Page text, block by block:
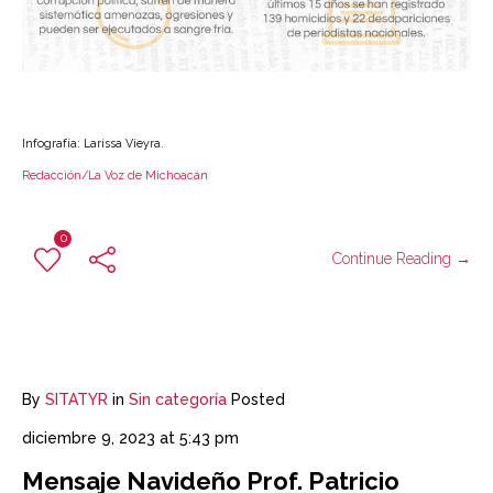
Infografía: Larissa Vieyra.
Redacción/La Voz de Michoacán
0
Continue Reading →
By SITATYR in Sin categoría Posted
diciembre 9, 2023 at 5:43 pm
Mensaje Navideño Prof. Patricio